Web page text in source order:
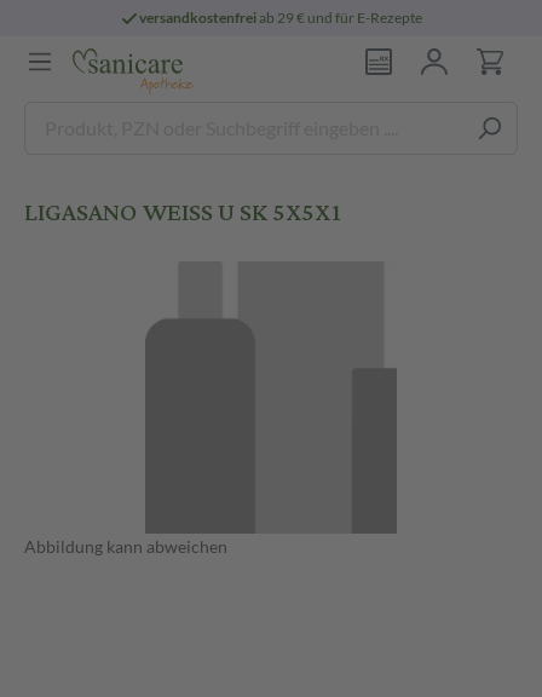
versandkostenfreiab 29 € und für E-Rezepte
LIGASANO WEISS U SK 5X5X1
Abbildung kann abweichen